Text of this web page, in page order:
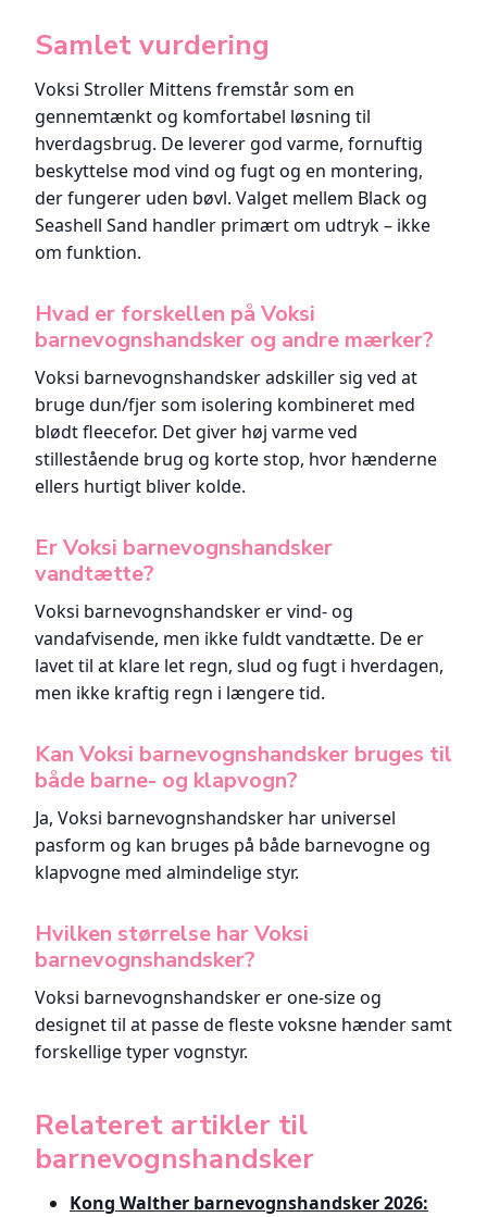
Samlet vurdering
Voksi Stroller Mittens fremstår som en
gennemtænkt og komfortabel løsning til
hverdagsbrug. De leverer god varme, fornuftig
beskyttelse mod vind og fugt og en montering,
der fungerer uden bøvl. Valget mellem Black og
Seashell Sand handler primært om udtryk – ikke
om funktion.
Hvad er forskellen på Voksi
barnevognshandsker og andre mærker?
Voksi barnevognshandsker adskiller sig ved at
bruge dun/fjer som isolering kombineret med
blødt fleecefor. Det giver høj varme ved
stillestående brug og korte stop, hvor hænderne
ellers hurtigt bliver kolde.
Er Voksi barnevognshandsker
vandtætte?
Voksi barnevognshandsker er vind- og
vandafvisende, men ikke fuldt vandtætte. De er
lavet til at klare let regn, slud og fugt i hverdagen,
men ikke kraftig regn i længere tid.
Kan Voksi barnevognshandsker bruges til
både barne- og klapvogn?
Ja, Voksi barnevognshandsker har universel
pasform og kan bruges på både barnevogne og
klapvogne med almindelige styr.
Hvilken størrelse har Voksi
barnevognshandsker?
Voksi barnevognshandsker er one-size og
designet til at passe de fleste voksne hænder samt
forskellige typer vognstyr.
Relateret artikler til
barnevognshandsker
Kong Walther barnevognshandsker 2026: